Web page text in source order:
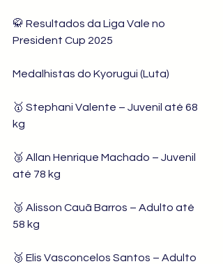
🥋 Resultados da Liga Vale no
President Cup 2025
Medalhistas do Kyorugui (Luta)
🥇 Stephani Valente – Juvenil até 68
kg
🥉 Allan Henrique Machado – Juvenil
até 78 kg
🥉 Alisson Cauã Barros – Adulto até
58 kg
🥉 Elis Vasconcelos Santos – Adulto